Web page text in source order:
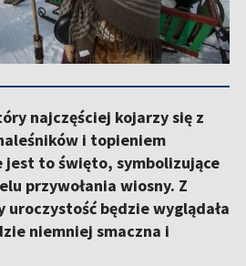
najczęściej kojarzy się z
i topieniem
jest to święto, symbolizujące
przywołania wiosny. Z
będzie wyglądała
niemniej smaczna i